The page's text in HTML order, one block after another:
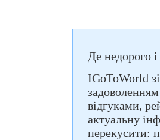
Де недорого
IGoToWorld
відгуками,
актуальну
перекусити: